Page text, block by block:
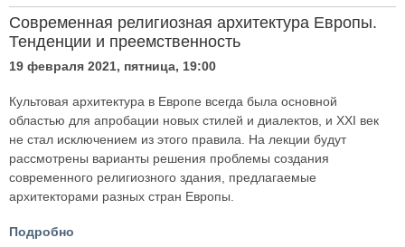
Современная религиозная архитектура Европы.
Тенденции и преемственность
19 февраля 2021, пятница, 19:00
Культовая архитектура в Европе всегда была основной
областью для апробации новых стилей и диалектов, и XXI век
не стал исключением из этого правила. На лекции будут
рассмотрены варианты решения проблемы создания
современного религиозного здания, предлагаемые
архитекторами разных стран Европы.
Подробно